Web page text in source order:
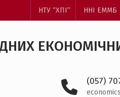
НТУ “ХПІ” ННІ ЕММБ
(057)